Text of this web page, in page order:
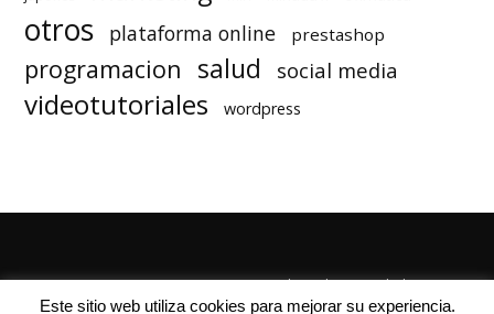
otros plataforma online prestashop
programacion salud social media
videotutoriales wordpress
Quienes Somos Autores
Politica de Privacidad
Este sitio web utiliza cookies para mejorar su experiencia.